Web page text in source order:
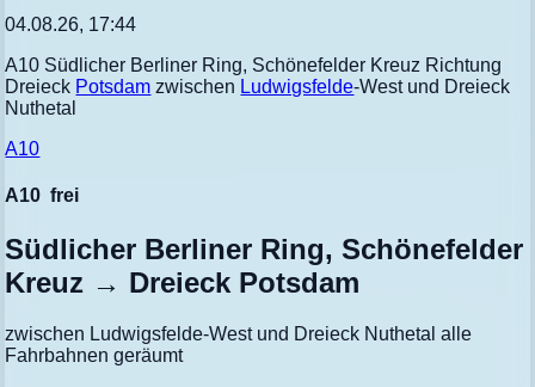
04.08.26, 17:44
A10 Südlicher Berliner Ring, Schönefelder Kreuz Richtung
Dreieck Potsdam zwischen Ludwigsfelde-West und Dreieck
Nuthetal
A10
A10 frei
Südlicher Berliner Ring, Schönefelder
Kreuz → Dreieck Potsdam
zwischen Ludwigsfelde-West und Dreieck Nuthetal alle
Fahrbahnen geräumt